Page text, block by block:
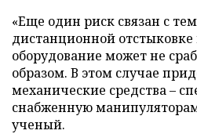
«Еще один риск связан с
дистанционной
оборудование может не
образом. В этом случае
механические средства –
снабженную
ученый.